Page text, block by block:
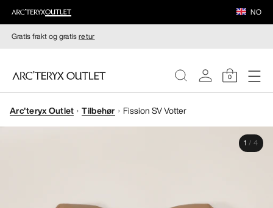
NO
Gratis frakt og gratisretur
0
DAMER
Arc'teryx Outlet Tilbehør Fission SV Votter
1 / 4